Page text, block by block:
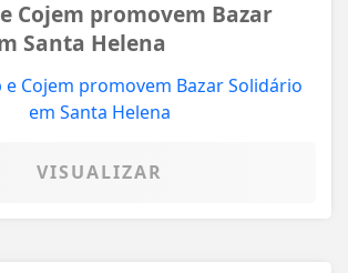
Cojem promovem Bazar
Santa Helena
VISUALIZAR